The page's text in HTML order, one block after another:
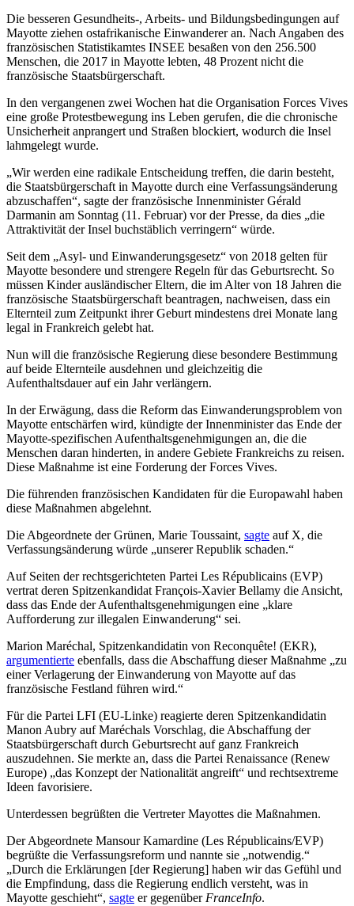
Die besseren Gesundheits-, Arbeits- und Bildungsbedingungen auf
Mayotte ziehen ostafrikanische Einwanderer an. Nach Angaben des
französischen Statistikamtes INSEE besaßen von den 256.500
Menschen, die 2017 in Mayotte lebten, 48 Prozent nicht die
französische Staatsbürgerschaft.
In den vergangenen zwei Wochen hat die Organisation Forces Vives
eine große Protestbewegung ins Leben gerufen, die die chronische
Unsicherheit anprangert und Straßen blockiert, wodurch die Insel
lahmgelegt wurde.
„Wir werden eine radikale Entscheidung treffen, die darin besteht,
die Staatsbürgerschaft in Mayotte durch eine Verfassungsänderung
abzuschaffen“, sagte der französische Innenminister Gérald
Darmanin am Sonntag (11. Februar) vor der Presse, da dies „die
Attraktivität der Insel buchstäblich verringern“ würde.
Seit dem „Asyl- und Einwanderungsgesetz“ von 2018 gelten für
Mayotte besondere und strengere Regeln für das Geburtsrecht. So
müssen Kinder ausländischer Eltern, die im Alter von 18 Jahren die
französische Staatsbürgerschaft beantragen, nachweisen, dass ein
Elternteil zum Zeitpunkt ihrer Geburt mindestens drei Monate lang
legal in Frankreich gelebt hat.
Nun will die französische Regierung diese besondere Bestimmung
auf beide Elternteile ausdehnen und gleichzeitig die
Aufenthaltsdauer auf ein Jahr verlängern.
In der Erwägung, dass die Reform das Einwanderungsproblem von
Mayotte entschärfen wird, kündigte der Innenminister das Ende der
Mayotte-spezifischen Aufenthaltsgenehmigungen an, die die
Menschen daran hinderten, in andere Gebiete Frankreichs zu reisen.
Diese Maßnahme ist eine Forderung der Forces Vives.
Die führenden französischen Kandidaten für die Europawahl haben
diese Maßnahmen abgelehnt.
Die Abgeordnete der Grünen, Marie Toussaint, sagte auf X, die
Verfassungsänderung würde „unserer Republik schaden.“
Auf Seiten der rechtsgerichteten Partei Les Républicains (EVP)
vertrat deren Spitzenkandidat François-Xavier Bellamy die Ansicht,
dass das Ende der Aufenthaltsgenehmigungen eine „klare
Aufforderung zur illegalen Einwanderung“ sei.
Marion Maréchal, Spitzenkandidatin von Reconquête! (EKR),
argumentierte ebenfalls, dass die Abschaffung dieser Maßnahme „zu
einer Verlagerung der Einwanderung von Mayotte auf das
französische Festland führen wird.“
Für die Partei LFI (EU-Linke) reagierte deren Spitzenkandidatin
Manon Aubry auf Maréchals Vorschlag, die Abschaffung der
Staatsbürgerschaft durch Geburtsrecht auf ganz Frankreich
auszudehnen. Sie merkte an, dass die Partei Renaissance (Renew
Europe) „das Konzept der Nationalität angreift“ und rechtsextreme
Ideen favorisiere.
Unterdessen begrüßten die Vertreter Mayottes die Maßnahmen.
Der Abgeordnete Mansour Kamardine (Les Républicains/EVP)
begrüßte die Verfassungsreform und nannte sie „notwendig.“
„Durch die Erklärungen [der Regierung] haben wir das Gefühl und
die Empfindung, dass die Regierung endlich versteht, was in
Mayotte geschieht“, sagte er gegenüber FranceInfo.